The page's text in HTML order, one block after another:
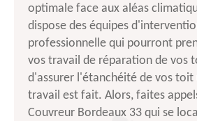
optimale face aux aléas
dispose des équipes
professionnelle qui pourront
vos travail de réparation de vos
d'assurer l'étanchéité de vos toit
travail est fait. Alors, faites
Couvreur Bordeaux 33 qui se